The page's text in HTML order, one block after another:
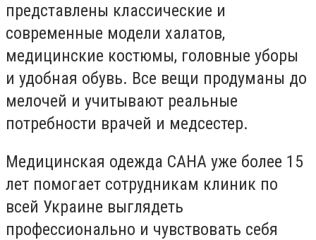
представлены классические и
современные модели халатов,
медицинские костюмы, головные уборы
и удобная обувь. Все вещи продуманы до
мелочей и учитывают реальные
потребности врачей и медсестер.
Медицинская одежда САНА уже более 15
лет помогает сотрудникам клиник по
всей Украине выглядеть
профессионально и чувствовать себя